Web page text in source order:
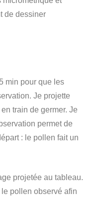
de dessiner
min pour que les
Je projette
train de germer. Je
permet de
: le pollen fait un
projetée au tableau.
pollen observé afin